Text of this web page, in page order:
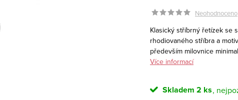
Neohodnoceno
Klasický stříbrný řetízek se
rhodiovaného stříbra a
především milovnice
Více informací
Skladem 2 ks